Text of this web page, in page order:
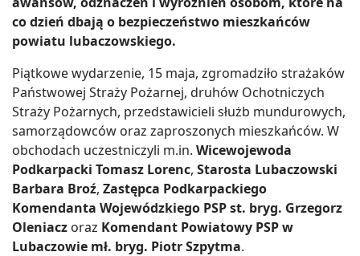
co dzień dbają o bezpieczeństwo mieszkańców
powiatu lubaczowskiego.
Piątkowe wydarzenie, 15 maja, zgromadziło strażaków
Państwowej Straży Pożarnej, druhów Ochotniczych
Straży Pożarnych, przedstawicieli służb mundurowych,
samorządowców oraz zaproszonych mieszkańców. W
obchodach uczestniczyli m.in. Wicewojewoda
Podkarpacki Tomasz Lorenc, Starosta Lubaczowski
Barbara Broź, Zastępca Podkarpackiego
Komendanta Wojewódzkiego PSP st. bryg. Grzegorz
Oleniacz oraz Komendant Powiatowy PSP w
Lubaczowie mł. bryg. Piotr Szpytma.